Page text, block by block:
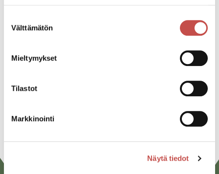
valinta
Välttämätön
Mieltymykset
Tilastot
Markkinointi
Näytä tiedot
Facebook
Linkedin